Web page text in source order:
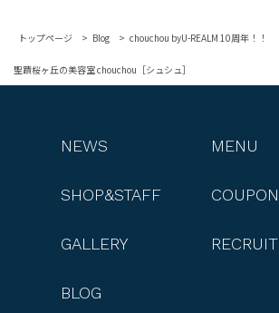
トップページ Blog chouchou byU-REALM 10周年！！
聖蹟桜ヶ丘の美容室 chouchou［シュシュ］
NEWS MENU
SHOP&STAFF COUPON
GALLERY RECRUIT
BLOG